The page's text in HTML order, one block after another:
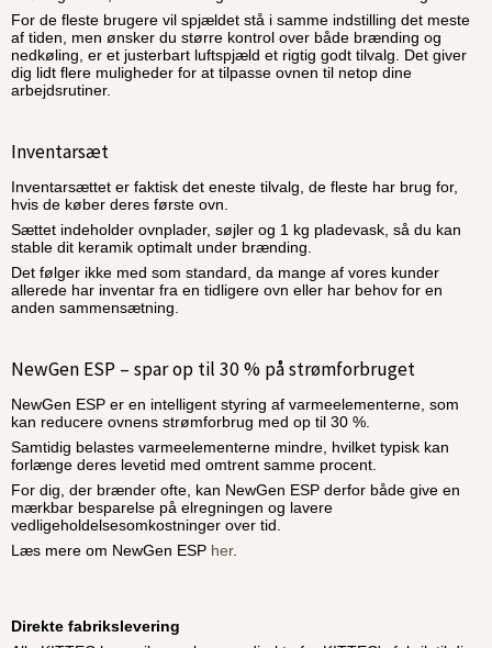
For de fleste brugere vil spjældet stå i samme indstilling det meste
af tiden, men ønsker du større kontrol over både brænding og
nedkøling, er et justerbart luftspjæld et rigtig godt tilvalg. Det giver
dig lidt flere muligheder for at tilpasse ovnen til netop dine
arbejdsrutiner.
Inventarsæt
Inventarsættet er faktisk det eneste tilvalg, de fleste har brug for,
hvis de køber deres første ovn.
Sættet indeholder ovnplader, søjler og 1 kg pladevask, så du kan
stable dit keramik optimalt under brænding.
Det følger ikke med som standard, da mange af vores kunder
allerede har inventar fra en tidligere ovn eller har behov for en
anden sammensætning.
NewGen ESP – spar op til 30 % på strømforbruget
NewGen ESP er en intelligent styring af varmeelementerne, som
kan reducere ovnens strømforbrug med op til 30 %.
Samtidig belastes varmeelementerne mindre, hvilket typisk kan
forlænge deres levetid med omtrent samme procent.
For dig, der brænder ofte, kan NewGen ESP derfor både give en
mærkbar besparelse på elregningen og lavere
vedligeholdelsesomkostninger over tid.
Læs mere om NewGen ESP her.
Direkte fabrikslevering